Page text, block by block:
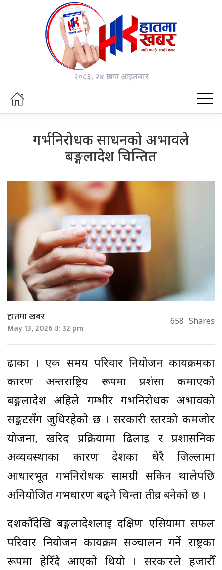
२०८३, २४ श्रावण आइतबार
गर्भनिरोधक साधनको अभावले
बङ्गलादेश चिन्तित
हातमा खबर
May 13, 2026 8: 32 pm 658 Shares
ढाका । एक समय परिवार नियोजन कार्यक्रमका
कारण अन्तर्राष्ट्रिय रूपमा प्रशंसा कमाएको
बङ्गलादेश अहिले गम्भीर गर्भनिरोधक अभावको
सङ्कटसँग जुधिरहेको छ । सरकारी स्तरको कमजोर
योजना, खरिद प्रक्रियामा ढिलाइ र प्रशासनिक
अव्यवस्थाका कारण देशका धेरै जिल्लामा
आधारभूत गर्भनिरोधक सामग्री सकिन थालेपछि
अनियोजित गर्भधारण बढ्ने चिन्ता तीव्र बनेको छ ।
दशकौँदेखि बङ्गलादेशलाई दक्षिण एसियामा सफल
परिवार नियोजन कार्यक्रम सञ्चालन गर्ने राष्ट्रका
रूपमा हेरिँदै आएको थियो । सरकारले हजारौँ